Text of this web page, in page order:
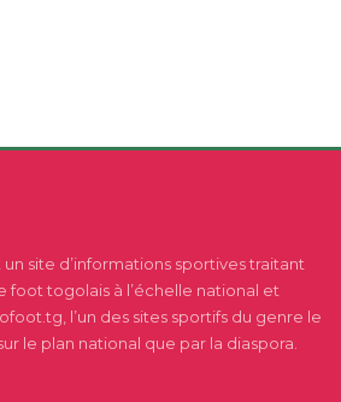
site d’informations sportives traitant
foot togolais à l’échelle national et
l’un des sites sportifs du genre le
le plan national que par la diaspora.